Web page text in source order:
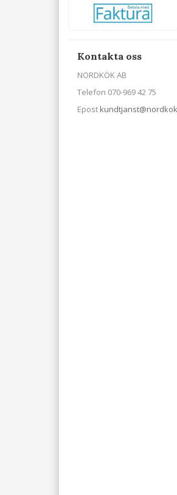
Kontakta oss
NORDKÖK AB
Telefon 070-969 42 75
Epost